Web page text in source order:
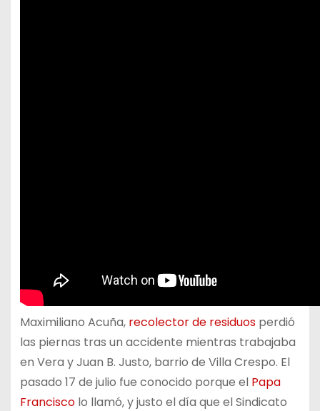
Maximiliano Acuña, recolector de residuosperdió
las piernas tras un accidente mientras trabajaba
en Vera y Juan B. Justo, barrio de Villa Crespo. El
pasado 17 de julio fue conocido porque el Papa
Franciscolo llamó, y justo el día que el Sindicato